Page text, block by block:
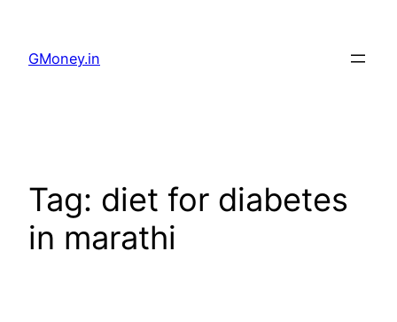
GMoney.in
Tag: diet for diabetes
in marathi